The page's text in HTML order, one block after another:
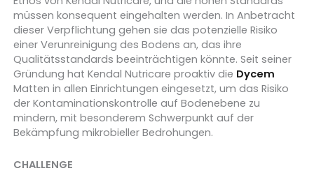
müssen konsequent eingehalten werden. In Anbetracht
dieser Verpflichtung gehen sie das potenzielle Risiko
einer Verunreinigung des Bodens an, das ihre
Qualitätsstandards beeinträchtigen könnte. Seit seiner
Gründung hat Kendal Nutricare proaktiv die Dycem
Matten in allen Einrichtungen eingesetzt, um das Risiko
der Kontaminationskontrolle auf Bodenebene zu
mindern, mit besonderem Schwerpunkt auf der
Bekämpfung mikrobieller Bedrohungen.
CHALLENGE